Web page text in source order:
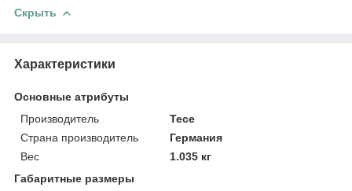
Скрыть
Характеристики
Основные атрибуты
Производитель
Tece
Страна производитель
Германия
Вес
1.035 кг
Габаритные размеры